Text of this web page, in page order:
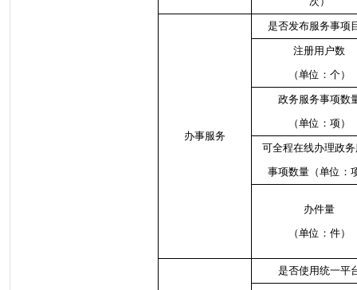
办事服务
是否发布服务事项
注册用户数
（单位：个）
政务服务事项数
（单位：项）
可全程在线办理政
事项数量（单位：
办件量
（单位：件）
是否使用统一平